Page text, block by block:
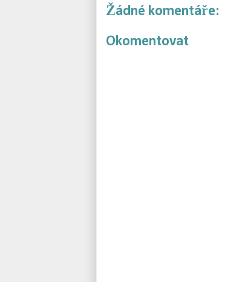
Žádné komentáře:
Okomentovat